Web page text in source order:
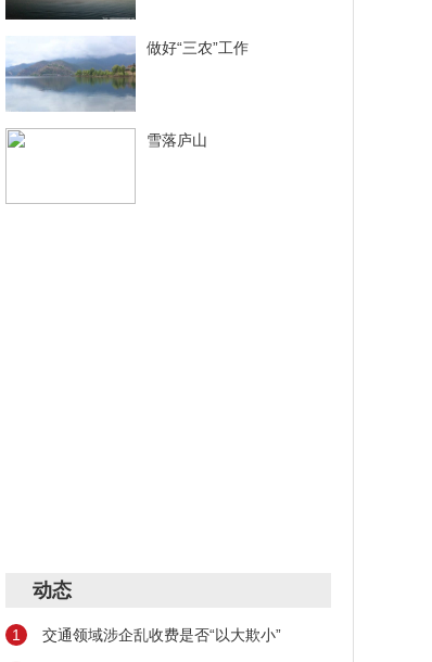
做好“三农”工作
雪落庐山
动态
1 交通领域涉企乱收费是否“以大欺小”